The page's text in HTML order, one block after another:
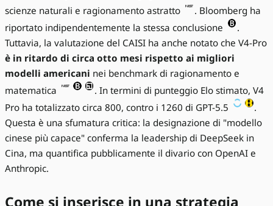
scienze naturali e ragionamento astratto
. Bloomberg ha
riportato indipendentemente la stessa conclusione
.
Tuttavia, la valutazione del CAISI ha anche notato che V4-Pro
è in ritardo di circa otto mesi rispetto ai migliori
modelli americani nei benchmark di ragionamento e
matematica
. In termini di punteggio Elo stimato, V4
Pro ha totalizzato circa 800, contro i 1260 di GPT-5.5
.
Questa è una sfumatura critica: la designazione di "modello
cinese più capace" conferma la leadership di DeepSeek in
Cina, ma quantifica pubblicamente il divario con OpenAI e
Anthropic.
Come si inserisce in una strategia